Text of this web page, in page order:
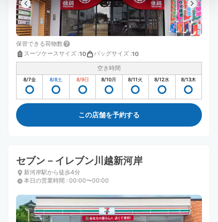
保管できる荷物数
スーツケースサイズ :10 バッグサイズ :10
空き時間
8/7金 8/8土 8/9日 8/10月 8/11火 8/12水 8/13木
この店舗を予約する
セブン－イレブン川越新河岸
新河岸駅から徒歩4分
本日の営業時間 : 00:00〜00:00